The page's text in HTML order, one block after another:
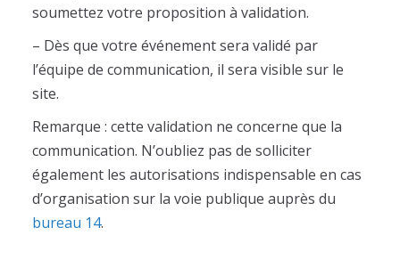
e
e
n
t
soumettez votre proposition à validation.
– Dès que votre événement sera validé par
l’équipe de communication, il sera visible sur le
site.
Remarque : cette validation ne concerne que la
communication. N’oubliez pas de solliciter
également les autorisations indispensable en cas
d’organisation sur la voie publique auprès du
bureau 14.